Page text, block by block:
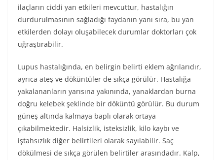
ilaçların ciddi yan etkileri mevcuttur, hastalığın
durdurulmasının sağladığı faydanın yanı sıra, bu yan
etkilerden dolayı oluşabilecek durumlar doktorları çok
uğraştırabilir.
Lupus hastalığında, en belirgin belirti eklem ağrılarıdır,
ayrıca ateş ve döküntüler de sıkça görülür. Hastalığa
yakalananların yarısına yakınında, yanaklardan burna
doğru kelebek şeklinde bir döküntü görülür. Bu durum
güneş altında kalmaya baplı olarak ortaya
çıkabilmektedir. Halsizlik, isteksizlik, kilo kaybı ve
iştahsızlık diğer belirtileri olarak sayılabilir. Saç
dökülmesi de sıkça görülen belirtiler arasındadır. Kalp,